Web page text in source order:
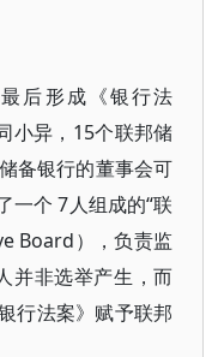
后形成《银行法
小异，15个联邦储
备银行的董事会可
一个 7人组成的“联
Board），负责监
并非选举产生，而
行法案》赋予联邦